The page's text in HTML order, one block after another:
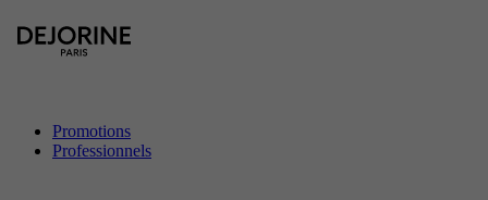
Promotions
Professionnels